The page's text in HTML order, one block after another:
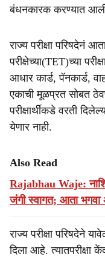
बंधनकारक करण्यात
राज्य परीक्षा परिषदेनं
परीक्षेच्या(TET)च्या
आधार कार्ड, पॅनकार्ड,
एकाची मूळप्रत सोबत
परीक्षार्थींकडे वरती
येणार नाही.
Also Read
Rajabhau Waje:
जंगी स्वागत; आता भगवा
राज्य परीक्षा परिषदेने
दिला आहे. त्यातपरीक्षा